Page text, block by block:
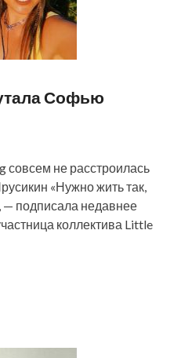
Софью
совсем не расстроилась
«Нужно жить так,
— подписала недавнее
коллектива Little